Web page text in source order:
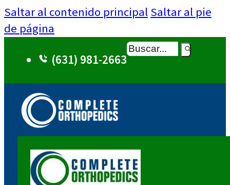
Saltar al contenido principal Saltar al pie
de página
(631) 981-2663
Buscar